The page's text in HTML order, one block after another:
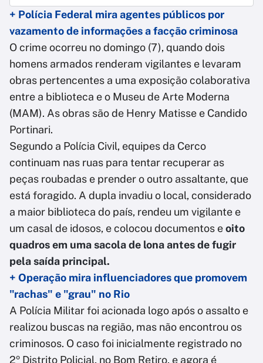
+ Polícia Federal mira agentes públicos por
vazamento de informações a facção criminosa
O crime ocorreu no domingo (7), quando dois
homens armados renderam vigilantes e levaram
obras pertencentes a uma exposição colaborativa
entre a biblioteca e o Museu de Arte Moderna
(MAM). As obras são de Henry Matisse e Candido
Portinari.
Segundo a Polícia Civil, equipes da Cerco
continuam nas ruas para tentar recuperar as
peças roubadas e prender o outro assaltante, que
está foragido. A dupla invadiu o local, considerado
a maior biblioteca do país, rendeu um vigilante e
um casal de idosos, e colocou documentos eoito
quadros em uma sacola de lona antes de fugir
pela saída principal.
+ Operação mira influenciadores que promovem
"rachas" e "grau" no Rio
A Polícia Militar foi acionada logo após o assalto e
realizou buscas na região, mas não encontrou os
criminosos. O caso foi inicialmente registrado no
2º Distrito Policial, no Bom Retiro, e agora é